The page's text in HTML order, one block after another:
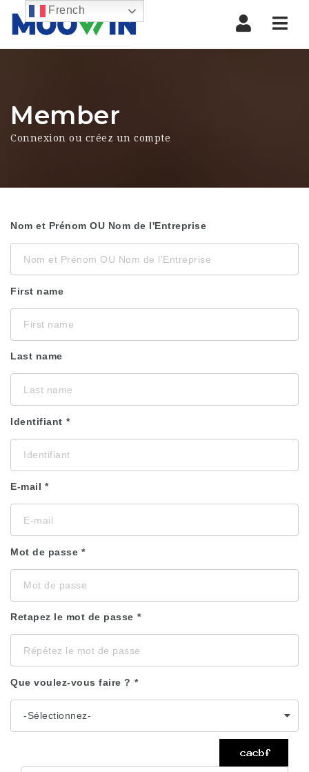
Member
Connexion ou créez un compte
Nom et Prénom OU Nom de l'Entreprise
First name
Last name
Identifiant
E-mail
Mot de passe
Retapez le mot de passe
Que voulez-vous faire ?
French